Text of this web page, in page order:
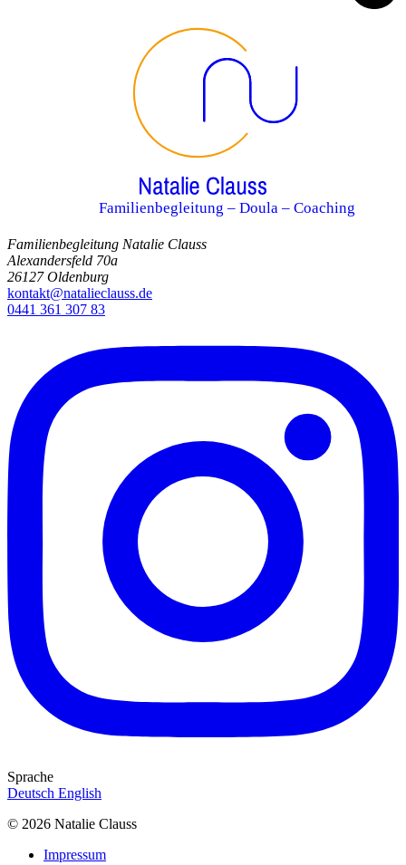
Familienbegleitung – Doula – Coaching
Familienbegleitung Natalie Clauss
Alexandersfeld 70a
26127 Oldenburg
kontakt@natalieclauss.de
0441 361 307 83
Sprache
Deutsch English
© 2026 Natalie Clauss
Impressum